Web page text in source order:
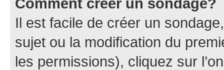
Il est facile de créer un
sujet ou la modification du
les permissions), cliquez sur